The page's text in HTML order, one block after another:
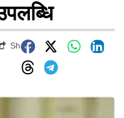
Share